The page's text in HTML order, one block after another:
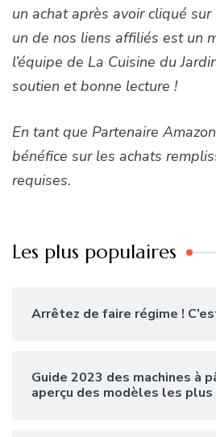
un achat après avoir cliqué
un de nos liens affiliés est un
l’équipe de La Cuisine du
soutien et bonne lecture !
En tant que Partenaire
bénéfice sur les achats
requises.
Les plus populaires
Arrêtez de faire régime !
Guide 2023 des machines à
aperçu des modèles les